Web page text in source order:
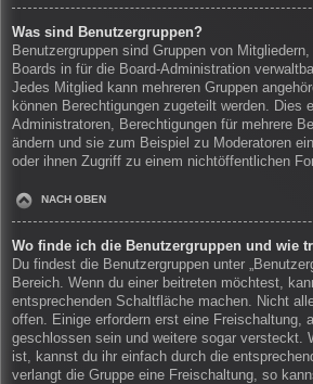
Was sind Benutzergruppen?
Benutzergruppen sind Gruppen von
Boards in für die Board-Administration
Jedes Mitglied kann mehreren Gruppen
können Berechtigungen zugeteilt werden. Dies
Administratoren, Berechtigungen für mehrere
ändern und sie zum Beispiel zu Moderatoren
oder ihnen Zugriff zu einem nichtöffentlichen
NACH OBEN
Wo finde ich die Benutzergruppen und wie
Du findest die Benutzergruppen unter
Bereich. Wenn du einer beitreten möchtest,
entsprechenden Schaltfläche machen. Nicht
offen. Einige erfordern erst eine Freischaltung,
geschlossen sein und weitere sogar versteckt.
ist, kannst du ihr einfach durch die
verlangt die Gruppe eine Freischaltung, so